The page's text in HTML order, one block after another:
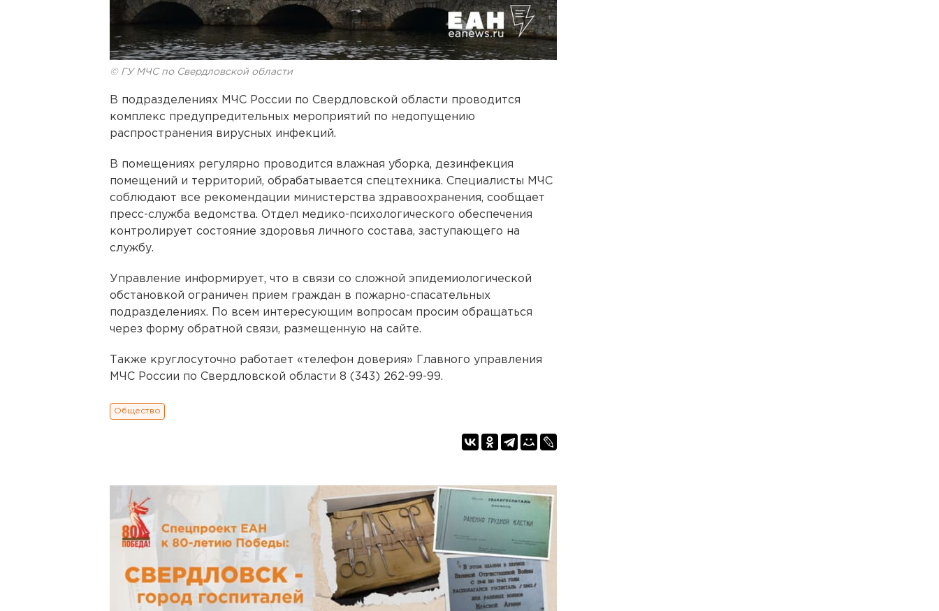
© ГУ МЧС по Свердловской области
В подразделениях МЧС России по Свердловской области проводится
комплекс предупредительных мероприятий по недопущению
распространения вирусных инфекций.
В помещениях регулярно проводится влажная уборка, дезинфекция
помещений и территорий, обрабатывается спецтехника. Специалисты МЧС
соблюдают все рекомендации министерства здравоохранения, сообщает
пресс-служба ведомства. Отдел медико-психологического обеспечения
контролирует состояние здоровья личного состава, заступающего на
службу.
Управление информирует, что в связи со сложной эпидемиологической
обстановкой ограничен прием граждан в пожарно-спасательных
подразделениях. По всем интересующим вопросам просим обращаться
через форму обратной связи, размещенную на сайте.
Также круглосуточно работает «телефон доверия» Главного управления
МЧС России по Свердловской области 8 (343) 262-99-99.
Общество